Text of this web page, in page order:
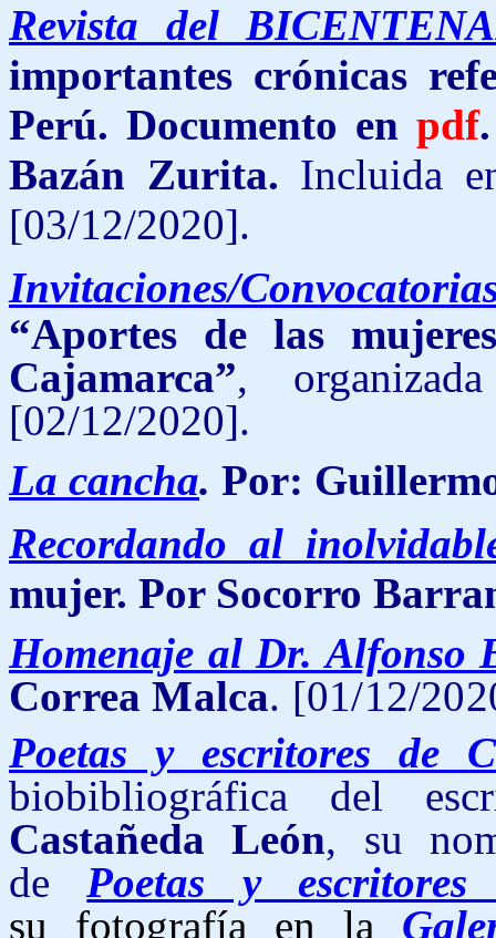
Revista del
importantes crónicas
Perú. Documento enpdf
Bazán Zurita. Incluida
[03/12/2020].
Invitaciones/
“Aportes de las
Cajamarca”,
[02/12/2020].
La cancha. Por:
Recordando al
mujer. Por Socorro
Homenaje al Dr. Alfonso
Correa Malca. [01/12/
Poetas y escritores de
biobibliográfica del
Castañeda León, su
de
Poetas y
su fotografía en la